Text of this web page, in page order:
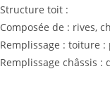
Structure toit :
Composée de : rives,
Remplissage : toiture
Remplissage châssis :